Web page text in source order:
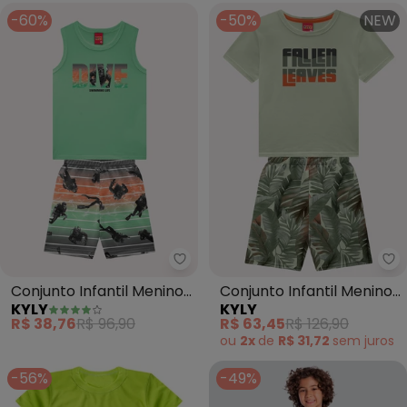
-60%
Kyly - Conjunto Infantil Menino
Conjunto Infantil Menino
Lettering (Verde)
KYLY
R$ 38,76R$ 96,90
-50% NEW
Conjunto Infantil Menino
Lettering (Verde)
KYLY
R$ 63,45R$ 126,90
ou 2x de R$ 31,72 sem juros
-56% -49%